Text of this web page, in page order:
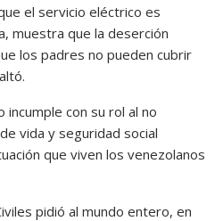
el servicio eléctrico es
muestra que la deserción
los padres no pueden cubrir
incumple con su rol al no
vida y seguridad social
que viven los venezolanos
pidió al mundo entero, en